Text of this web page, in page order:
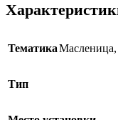
ТематикаМасленица,
Тип